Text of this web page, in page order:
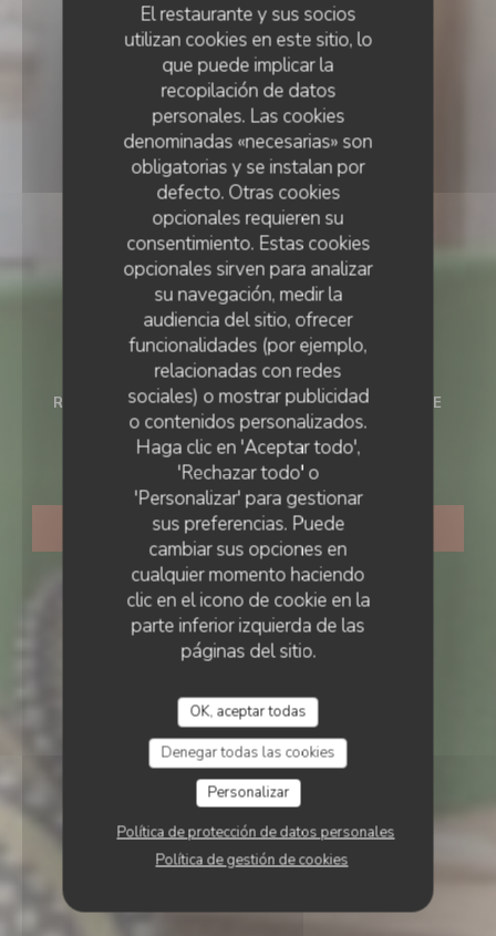
El restaurante y sus socios
utilizan cookies en este sitio, lo
que puede implicar la
recopilación de datos
personales. Las cookies
denominadas «necesarias» son
obligatorias y se instalan por
defecto. Otras cookies
opcionales requieren su
consentimiento. Estas cookies
opcionales sirven para analizar
su navegación, medir la
audiencia del sitio, ofrecer
funcionalidades (por ejemplo,
relacionadas con redes
sociales) o mostrar publicidad
o contenidos personalizados.
Haga clic en 'Aceptar todo',
'Rechazar todo' o
'Personalizar' para gestionar
sus preferencias. Puede
cambiar sus opciones en
cualquier momento haciendo
clic en el icono de cookie en la
parte inferior izquierda de las
páginas del sitio.
OK, aceptar todas
Denegar todas las cookies
Personalizar
Política de protección de datos personales
Política de gestión de cookies
RESTAURANTE FRANCÉS• NEUILLY SUR SEINE
Le Chalet de Neuilly
RESERVAR UNA MESA
LE CHALET DE NEUILLY